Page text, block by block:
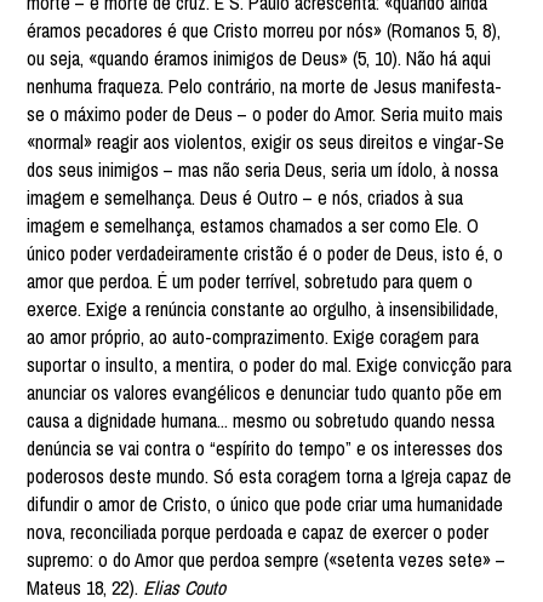
éramos pecadores é que Cristo morreu por nós» (Romanos 5, 8),
ou seja, «quando éramos inimigos de Deus» (5, 10). Não há aqui
nenhuma fraqueza. Pelo contrário, na morte de Jesus manifesta-
se o máximo poder de Deus – o poder do Amor. Seria muito mais
«normal» reagir aos violentos, exigir os seus direitos e vingar-Se
dos seus inimigos – mas não seria Deus, seria um ídolo, à nossa
imagem e semelhança. Deus é Outro – e nós, criados à sua
imagem e semelhança, estamos chamados a ser como Ele. O
único poder verdadeiramente cristão é o poder de Deus, isto é, o
amor que perdoa. É um poder terrível, sobretudo para quem o
exerce. Exige a renúncia constante ao orgulho, à insensibilidade,
ao amor próprio, ao auto-comprazimento. Exige coragem para
suportar o insulto, a mentira, o poder do mal. Exige convicção para
anunciar os valores evangélicos e denunciar tudo quanto põe em
causa a dignidade humana... mesmo ou sobretudo quando nessa
denúncia se vai contra o “espírito do tempo” e os interesses dos
poderosos deste mundo. Só esta coragem torna a Igreja capaz de
difundir o amor de Cristo, o único que pode criar uma humanidade
nova, reconciliada porque perdoada e capaz de exercer o poder
supremo: o do Amor que perdoa sempre («setenta vezes sete» –
Mateus 18, 22). Elias Couto